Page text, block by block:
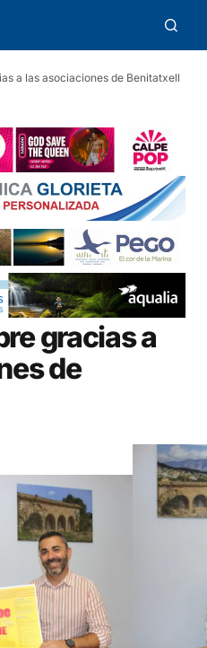
a las asociaciones de Benitatxell
gracias a
de